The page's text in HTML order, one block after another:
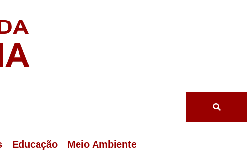
Educação Meio Ambiente